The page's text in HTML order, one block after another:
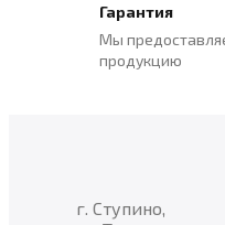
Гарантия
Мы
продукцию
г. Ступино,